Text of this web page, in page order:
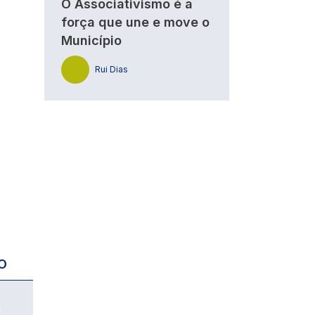
O Associativismo é a
força que une e move o
Município
Rui Dias